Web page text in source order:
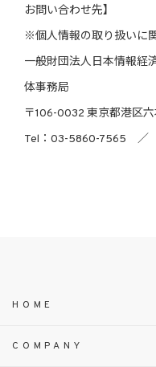
お問い合わせ先】
※個人情報の取り扱いに
一般財団法人日本情報経
体事務局
〒106-0032 東京都港区
Tel：03-5860-7565 ／
HOME
COMPANY